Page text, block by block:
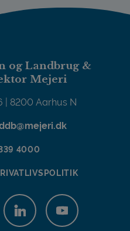
og Landbrug &
Mejeri
| 8200 Aarhus N
4000